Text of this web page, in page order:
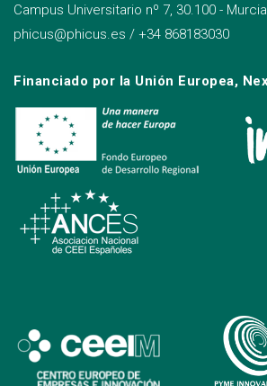
Campus Universitario nº 7, 30.100 - Murcia
phicus@phicus.es / +34 868183030
Financiado por la Unión Europea,